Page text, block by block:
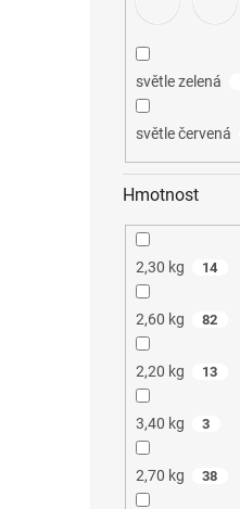
světle zelená
světle červená
Hmotnost
2,30 kg 14
2,60 kg 82
2,20 kg 13
3,40 kg 3
2,70 kg 38